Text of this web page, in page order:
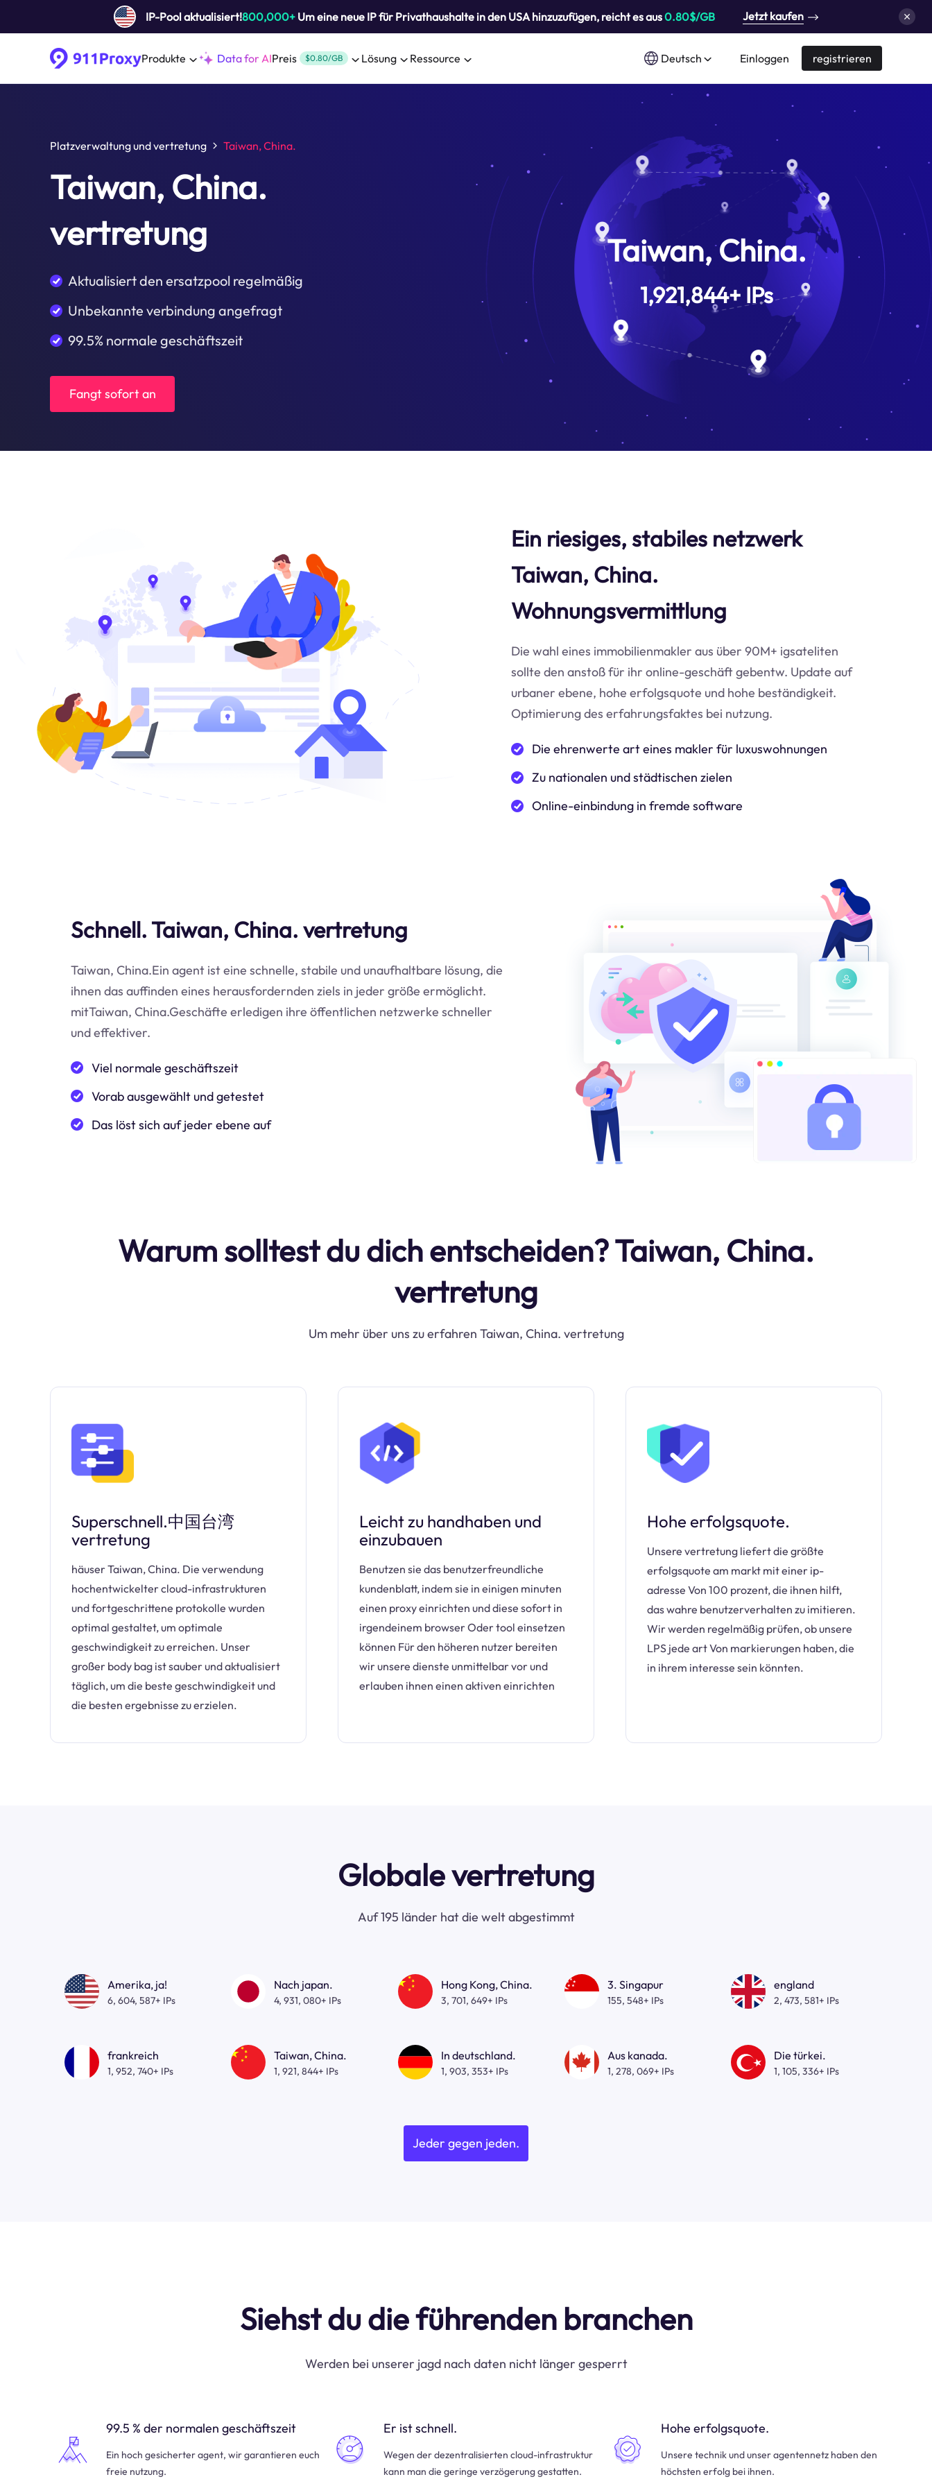
IP-Pool aktualisiert!800,000+Um eine neue IP für Privathaushalte in den USA hinzuzufügen, reicht es aus0.80$/GB Jetzt kaufen
Produkte Data for AIPreis $0.80/GB Lösung Ressource Deutsch Einloggen registrieren
Platzverwaltung und vertretung Taiwan, China.
Taiwan, China.
vertretung
Aktualisiert den ersatzpool regelmäßig
Unbekannte verbindung angefragt
99.5% normale geschäftszeit
Fangt sofort an
Taiwan, China.
1,921,844+IPs
Ein riesiges, stabiles netzwerk
Taiwan, China.
Wohnungsvermittlung
Die wahl eines immobilienmakler aus über 90M+ igsateliten
sollte den anstoß für ihr online-geschäft gebentw. Update auf
urbaner ebene, hohe erfolgsquote und hohe beständigkeit.
Optimierung des erfahrungsfaktes bei nutzung.
Die ehrenwerte art eines makler für luxuswohnungen
Zu nationalen und städtischen zielen
Online-einbindung in fremde software
Schnell. Taiwan, China. vertretung
Taiwan, China.Ein agent ist eine schnelle, stabile und unaufhaltbare lösung, die
ihnen das auffinden eines herausfordernden ziels in jeder größe ermöglicht.
mitTaiwan, China.Geschäfte erledigen ihre öffentlichen netzwerke schneller
und effektiver.
Viel normale geschäftszeit
Vorab ausgewählt und getestet
Das löst sich auf jeder ebene auf
Warum solltest du dich entscheiden? Taiwan, China.
vertretung
Um mehr über uns zu erfahren Taiwan, China. vertretung
Superschnell.中国台湾
vertretung
häuser Taiwan, China. Die verwendung
hochentwickelter cloud-infrastrukturen
und fortgeschrittene protokolle wurden
optimal gestaltet, um optimale
geschwindigkeit zu erreichen. Unser
großer body bag ist sauber und aktualisiert
täglich, um die beste geschwindigkeit und
die besten ergebnisse zu erzielen.
Leicht zu handhaben und
einzubauen
Benutzen sie das benutzerfreundliche
kundenblatt, indem sie in einigen minuten
einen proxy einrichten und diese sofort in
irgendeinem browser Oder tool einsetzen
können Für den höheren nutzer bereiten
wir unsere dienste unmittelbar vor und
erlauben ihnen einen aktiven einrichten
Hohe erfolgsquote.
Unsere vertretung liefert die größte
erfolgsquote am markt mit einer ip-
adresse Von 100 prozent, die ihnen hilft,
das wahre benutzerverhalten zu imitieren.
Wir werden regelmäßig prüfen, ob unsere
LPS jede art Von markierungen haben, die
in ihrem interesse sein könnten.
Globale vertretung
Auf 195 länder hat die welt abgestimmt
Amerika, ja!
6, 604, 587+ IPs
Nach japan.
4, 931, 080+ IPs
Hong Kong, China.
3, 701, 649+ IPs
3. Singapur
155, 548+ IPs
england
2, 473, 581+ IPs
frankreich
1, 952, 740+ IPs
Taiwan, China.
1, 921, 844+ IPs
In deutschland.
1, 903, 353+ IPs
Aus kanada.
1, 278, 069+ IPs
Die türkei.
1, 105, 336+ IPs
Jeder gegen jeden.
Siehst du die führenden branchen
Werden bei unserer jagd nach daten nicht länger gesperrt
99.5 % der normalen geschäftszeit
Ein hoch gesicherter agent, wir garantieren euch
freie nutzung.
Er ist schnell.
Wegen der dezentralisierten cloud-infrastruktur
kann man die geringe verzögerung gestatten.
Hohe erfolgsquote.
Unsere technik und unser agentennetz haben den
höchsten erfolg bei ihnen.